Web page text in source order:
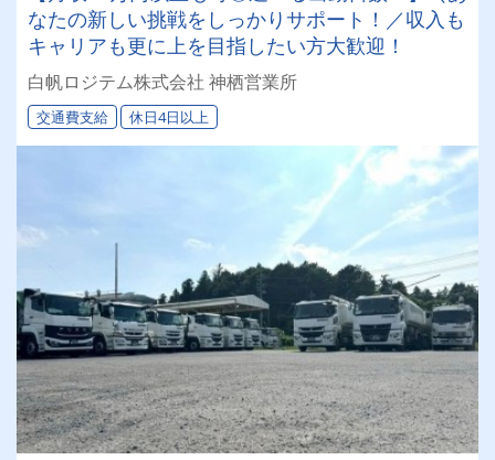
なたの新しい挑戦をしっかりサポート！／収入も
キャリアも更に上を目指したい方大歓迎！
白帆ロジテム株式会社 神栖営業所
交通費支給 休日4日以上